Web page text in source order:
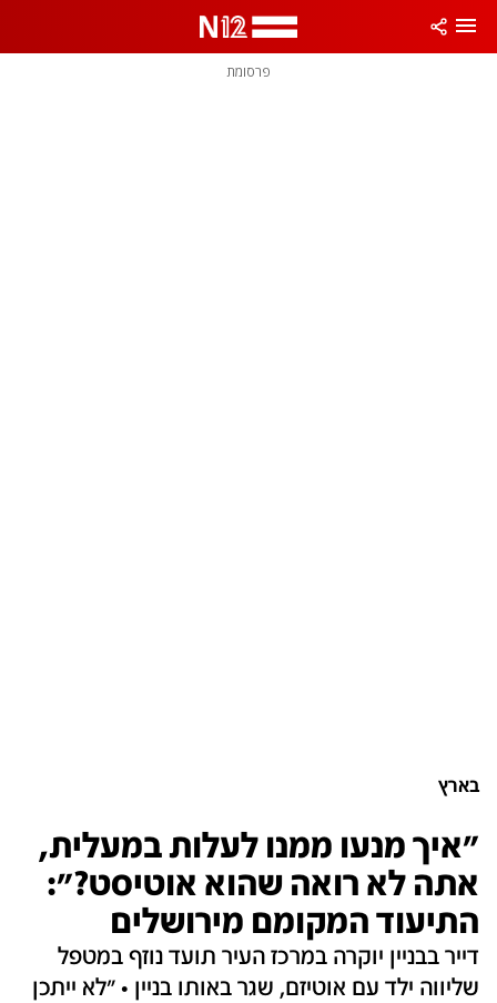
פרסומת
בארץ
"איך מנעו ממנו לעלות במעלית,
אתה לא רואה שהוא אוטיסט?":
התיעוד המקומם מירושלים
דייר בבניין יוקרה במרכז העיר תועד נוזף במטפל
שליווה ילד עם אוטיזם, שגר באותו בניין • "לא ייתכן